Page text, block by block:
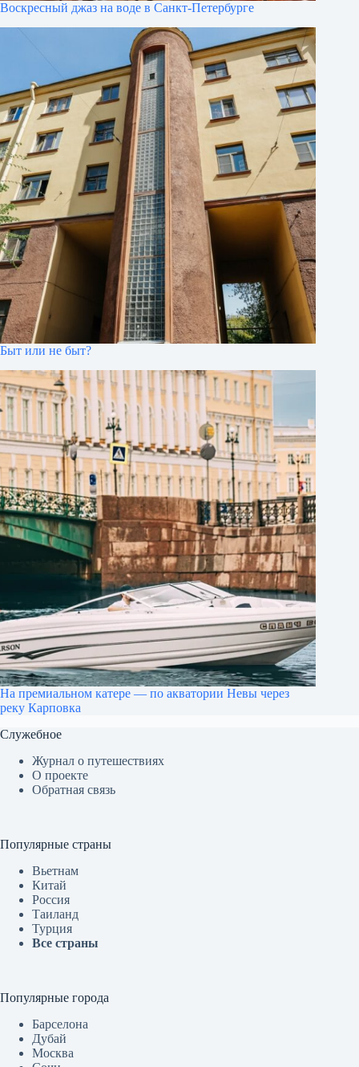
Воскресный джаз на воде в Санкт-Петербурге
Быт или не быт?
На премиальном катере — по акватории Невы через
реку Карповка
Служебное
Журнал о путешествиях
О проекте
Обратная связь
Популярные страны
Вьетнам
Китай
Россия
Таиланд
Турция
Все страны
Популярные города
Барселона
Дубай
Москва